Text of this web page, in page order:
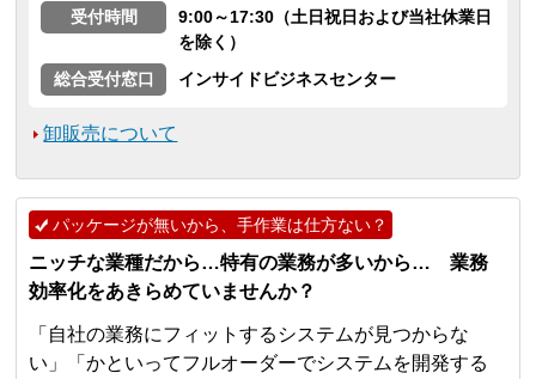
受付時間
9:00～17:30（土日祝日および当社休業日
を除く）
総合受付窓口
インサイドビジネスセンター
卸販売について
パッケージが無いから、手作業は仕方ない？
ニッチな業種だから…特有の業務が多いから… 業務
効率化をあきらめていませんか？
「自社の業務にフィットするシステムが見つからな
い」「かといってフルオーダーでシステムを開発する